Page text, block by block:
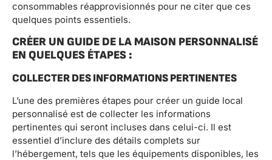
consommables réapprovisionnés pour ne citer que ces
quelques points essentiels.
CRÉER UN GUIDE DE LA MAISON PERSONNALISÉ
EN QUELQUES ÉTAPES :
COLLECTER DES INFORMATIONS PERTINENTES
L’une des premières étapes pour créer un guide local
personnalisé est de collecter les informations
pertinentes qui seront incluses dans celui-ci. Il est
essentiel d’inclure des détails complets sur
l’hébergement, tels que les équipements disponibles, les